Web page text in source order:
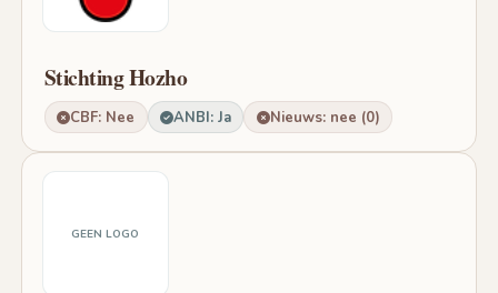
Stichting Hozho
CBF: Nee ANBI: Ja Nieuws: nee (0)
GEEN LOGO